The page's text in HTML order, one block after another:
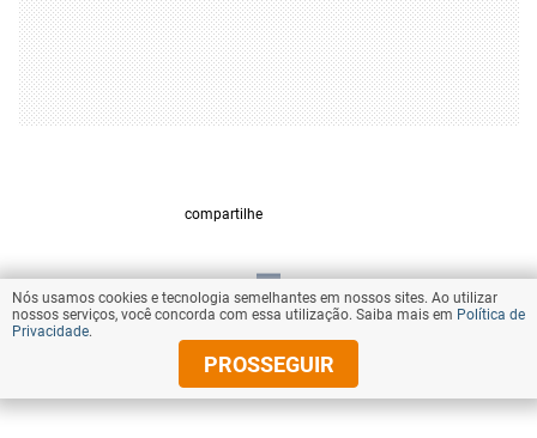
compartilhe
VOLTAR AO TOPO
© Copyright 2026 Diários Associados
Nós usamos cookies e tecnologia semelhantes em nossos sites. Ao utilizar
nossos serviços, você concorda com essa utilização. Saiba mais em Política de
Privacidade.
PROSSEGUIR